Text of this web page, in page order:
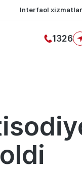
Interfaol
1326